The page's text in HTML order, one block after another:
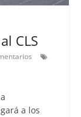
CLS
a los